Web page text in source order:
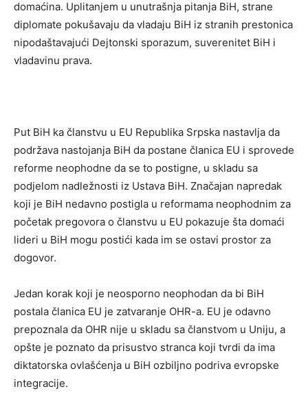
domaćina. Uplitanjem u unutrašnja pitanja BiH, strane
diplomate pokušavaju da vladaju BiH iz stranih prestonica
nipodaštavajući Dejtonski sporazum, suverenitet BiH i
vladavinu prava.
Put BiH ka članstvu u EU Republika Srpska nastavlja da
podržava nastojanja BiH da postane članica EU i sprovede
reforme neophodne da se to postigne, u skladu sa
podjelom nadležnosti iz Ustava BiH. Značajan napredak
koji je BiH nedavno postigla u reformama neophodnim za
početak pregovora o članstvu u EU pokazuje šta domaći
lideri u BiH mogu postići kada im se ostavi prostor za
dogovor.
Јedan korak koji je neosporno neophodan da bi BiH
postala članica EU je zatvaranje OHR-a. EU je odavno
prepoznala da OHR nije u skladu sa članstvom u Uniju, a
opšte je poznato da prisustvo stranca koji tvrdi da ima
diktatorska ovlašćenja u BiH ozbiljno podriva evropske
integracije.